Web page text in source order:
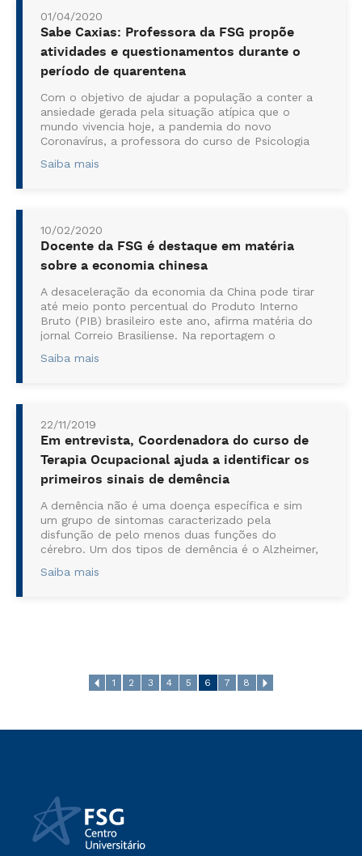
01/04/2020
Sabe Caxias: Professora da FSG propõe
atividades e questionamentos durante o
período de quarentena
Com o objetivo de ajudar a população a conter a
ansiedade gerada pela situação atípica que o
mundo vivencia hoje, a pandemia do novo
Coronavírus, a professora do curso de Psicologia
Cássia Ferrazza Alves, em entrevista ao portal
Saiba mais
10/02/2020
Docente da FSG é destaque em matéria
sobre a economia chinesa
A desaceleração da economia da China pode tirar
até meio ponto percentual do Produto Interno
Bruto (PIB) brasileiro este ano, afirma matéria do
jornal Correio Brasiliense. Na reportagem o
Saiba mais
22/11/2019
Em entrevista, Coordenadora do curso de
Terapia Ocupacional ajuda a identificar os
primeiros sinais de demência
A demência não é uma doença específica e sim
um grupo de sintomas caracterizado pela
disfunção de pelo menos duas funções do
cérebro. Um dos tipos de demência é o Alzheimer,
sintomas iniciais incluem esquecimento recente,
Saiba mais
1 2 3 4 5 6 7 8